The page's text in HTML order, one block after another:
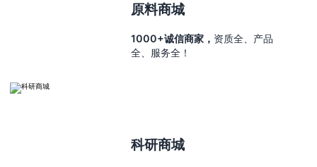
原料商城
1000+诚信商家， 资质全、产品
全、服务全！
科研商城